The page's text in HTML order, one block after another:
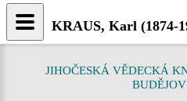
JIHOČESKÁ VĚDECKÁ
KRAUS, Karl (1874-